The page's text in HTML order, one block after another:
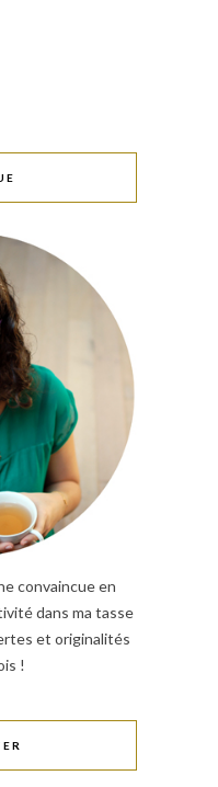
convaincue en
dans ma tasse
et originalités
!